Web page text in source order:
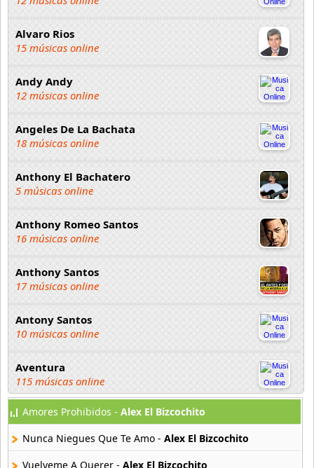
Alvaro Rios
15 músicas online
Andy Andy
12 músicas online
Angeles De La Bachata
18 músicas online
Anthony El Bachatero
5 músicas online
Anthony Romeo Santos
16 músicas online
Anthony Santos
17 músicas online
Antony Santos
10 músicas online
Aventura
115 músicas online
Bachata Hits
13 músicas online
Bachateame Mama
Amores Prohibidos - Alex El Bizcochito
Nunca Niegues Que Te Amo - Alex El Bizcochito
Vuelveme A Querer - Alex El Bizcochito